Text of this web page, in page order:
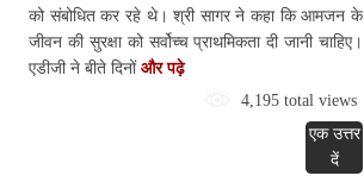
को संबोधित कर रहे थे। श्री सागर ने कहा कि आमजन के
जीवन की सुरक्षा को सर्वोच्च प्राथमिकता दी जानी चाहिए।
एडीजी ने बीते दिनों और पढ़े
4,195 total views
एक उत्तर
दें